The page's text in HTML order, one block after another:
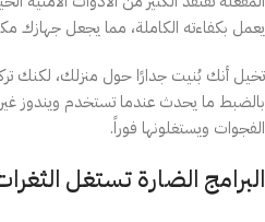
يعمل بكفاءته الكاملة، مما يجعل جهازك
تخيل أنك بُنيت جدارًا حول منزلك، لكنك
بالضبط ما يحدث عندما تستخدم ويندوز
الفجوات ويستغلونها فوراً.
البرامج الضارة تستغل